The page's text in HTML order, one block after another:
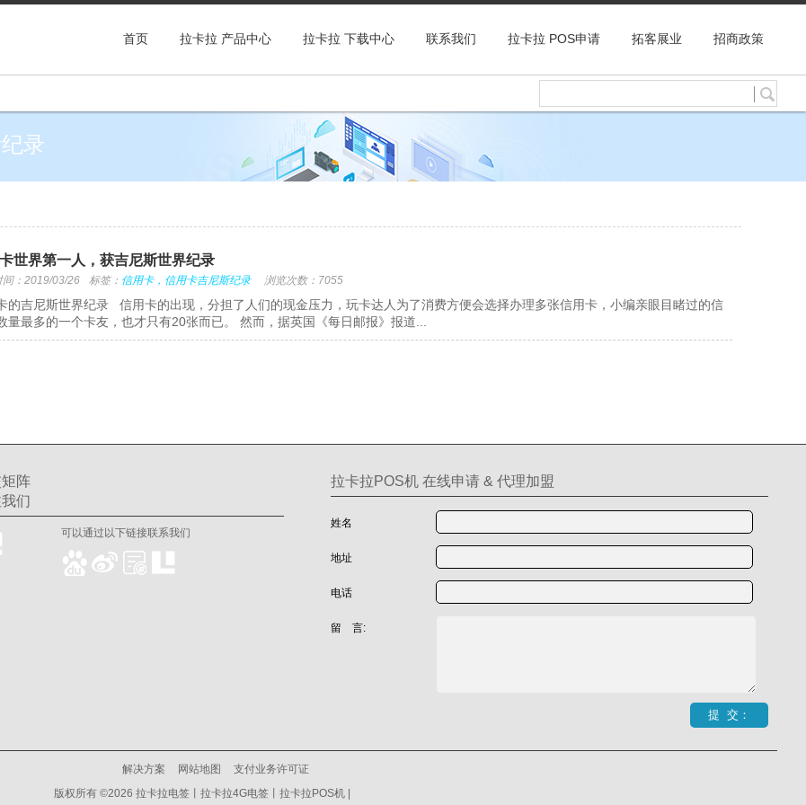
首页 拉卡拉 产品中心 拉卡拉 下载中心 联系我们 拉卡拉 POS申请 拓客展业 招商政策
录
世界第一人，获吉尼斯世界纪录
间：2019/03/26 标签： 信用卡，信用卡吉尼斯纪录 浏览次数：7055
的吉尼斯世界纪录 信用卡的出现，分担了人们的现金压力，玩卡达人为了消费方便会选择办理多张信用卡，小编亲眼目睹过的信
量最多的一个卡友，也才只有20张而已。 然而，据英国《每日邮报》报道...
阵
们
可以通过以下链接联系我们
拉卡拉POS机 在线申请 & 代理加盟
姓名
地址
电话
留 言:
解决方案 网站地图
支付业务许可证
版权所有 ©2026 拉卡拉电签丨拉卡拉4G电签丨拉卡拉POS机 |